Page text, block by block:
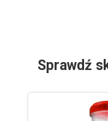
Sprawdź